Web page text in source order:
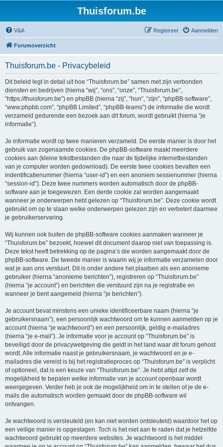
Thuisforum.be
V&A Aanmelden
Registreer
Forumoverzicht
Thuisforum.be - Privacybeleid
Dit beleid legt in detail uit hoe “Thuisforum.be” samen met zijn verbonden
diensten en bedrijven (hierna “wij”, “ons”, “onze”, “Thuisforum.be”,
“https://thuisforum.be”) en phpBB (hierna “zij”, “hun”, “zijn”, “phpBB-software”,
“www.phpbb.com”, “phpBB Limited”, “phpBB-teams”) de informatie die wordt
verzameld gedurende een bezoek aan dit forum, wordt gebruikt (hierna “je
informatie”).
Je informatie wordt op twee manieren verzameld. De eerste manier is door het
gebruik van zogenaamde cookies. De phpBB-software maakt meerdere
cookies aan (kleine tekstbestanden die naar de tijdelijke internetbestanden
van je computer worden gedownload). De eerste twee cookies bevatten een
indentificatienummer (hierna “user-id”) en een anoniem sessienummer (hierna
“session-id”). Deze twee nummers worden automatisch door de phpBB-
software aan je toegewezen. Een derde cookie zal worden aangemaakt
wanneer je onderwerpen hebt gelezen op “Thuisforum.be”. Deze cookie wordt
gebruikt om op te slaan welke onderwerpen gelezen zijn en verbetert daarmee
je gebruikerservaring.
Wij kunnen ook buiten de phpBB-software cookies aanmaken wanneer je
“Thuisforum.be” bezoekt, hoewel dit document daarop niet van toepassing is.
Deze tekst heeft betrekking op de pagina’s die worden aangemaakt door de
phpBB-software. De tweede manier is waarin wij je informatie verzamelen door
wat je aan ons verstuurt. Dit is onder andere het plaatsen als een anonieme
gebruiker (hierna “anonieme berichten”), registreren op “Thuisforum.be”
(hierna “je account”) en berichten die verstuurd zijn na je registratie en
wanneer je bent aangemeld (hierna “je berichten”).
Je account bevat minstens een unieke identificeerbare naam (hierna “je
gebruikersnaam”), een persoonlijk wachtwoord om te kunnen aanmelden op je
account (hierna “je wachtwoord”) en een persoonlijk, geldig e-mailadres
(hierna “je e-mail”). Je informatie voor je account op “Thuisforum.be” is
beveiligd door de privacywetgeving die geldt in het land waar dit forum gehost
wordt. Alle informatie naast je gebruikersnaam, je wachtwoord en je e-
mailadres die vereist is bij het registratieproces op “Thuisforum.be” is verplicht
of optioneel, dat is een keuze van “Thuisforum.be”. Je hebt altijd zelf de
mogelijkheid te bepalen welke informatie van je account openbaar wordt
weergegeven. Verder heb je ook de mogelijkheid om in te stellen of je de e-
mails die automatisch worden gemaakt door de phpBB-software wil
ontvangen.
Je wachtwoord is versleuteld (en kan niet worden ontsleuteld) waardoor het op
een veilige manier is opgeslagen. Toch is het niet aan te raden dat je hetzelfde
wachtwoord gebruikt op meerdere websites. Je wachtwoord is het middel